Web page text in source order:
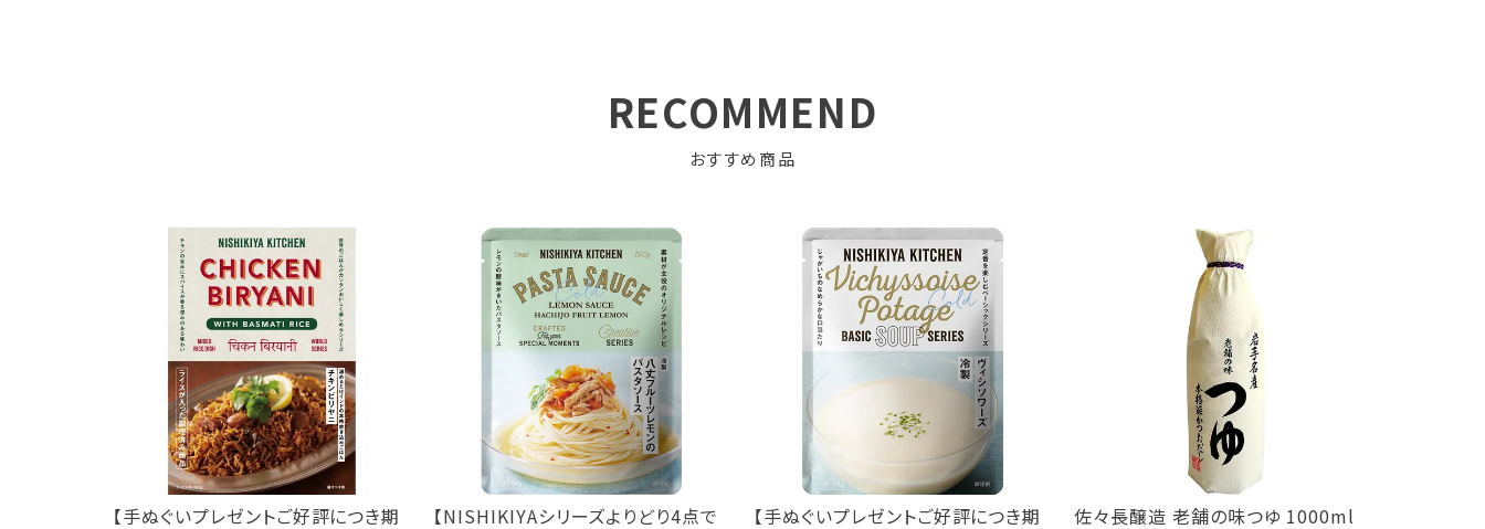
RECOMMEND
おすすめ商品
【手ぬぐいプレゼントご好評につき期
【NISHIKIYAシリーズよりどり4点で
【手ぬぐいプレゼントご好評につき期
佐々長醸造 老舗の味つゆ 1000ml